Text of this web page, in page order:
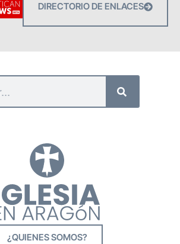
DIRECTORIO DE ENLACES
¿QUIENES SOMOS?